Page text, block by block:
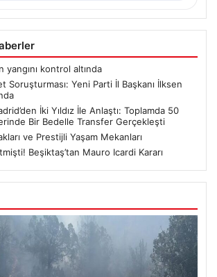
yangını kontrol altında
Soruşturması: Yeni Parti İl Başkanı İlksen
İki Yıldız İle Anlaştı: Toplamda 50
Bir Bedelle Transfer Gerçekleşti
ve Prestijli Yaşam Mekanları
Beşiktaş’tan Mauro Icardi Kararı